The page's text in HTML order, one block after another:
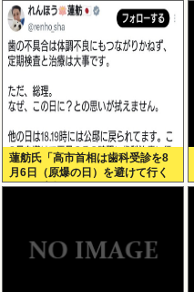
蓮舫氏「高市首相は歯科受診を8
月6日（原爆の日）を避けて行く
べきお立場ではないでしょうか」